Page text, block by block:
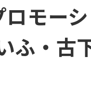
モーシ
ふ・古